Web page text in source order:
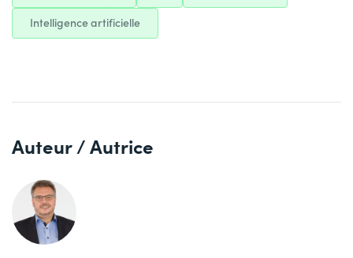
Intelligence artificielle
Auteur / Autrice